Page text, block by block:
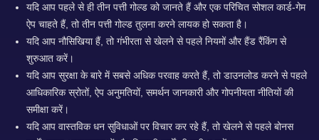
यदि आप पहले से ही तीन पत्ती गोल्ड को जानते हैं और एक परिचित सोशल कार्ड-गेम
ऐप चाहते हैं, तो तीन पत्ती गोल्ड तुलना करने लायक हो सकता है।
यदि आप नौसिखिया हैं, तो गंभीरता से खेलने से पहले नियमों और हैंड रैंकिंग से
शुरुआत करें।
यदि आप सुरक्षा के बारे में सबसे अधिक परवाह करते हैं, तो डाउनलोड करने से पहले
आधिकारिक स्रोतों, ऐप अनुमतियों, समर्थन जानकारी और गोपनीयता नीतियों की
समीक्षा करें।
यदि आप वास्तविक धन सुविधाओं पर विचार कर रहे हैं, तो खेलने से पहले बोनस